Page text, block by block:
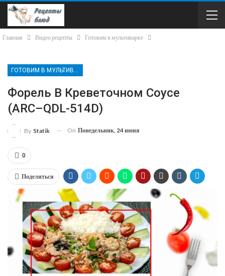
Главная Видео рецепты Готовим в мультиварке
Форель В Креветочном Соусе
(ARC–QDL-514D)
By Statik On Понедельник, 24 июня
0
Поделиться